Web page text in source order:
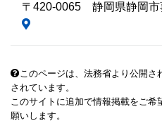
〒420-0065 静岡県静岡市
このページは、法務省より公開
されています。
このサイトに追加で情報掲載をご希
願いします。